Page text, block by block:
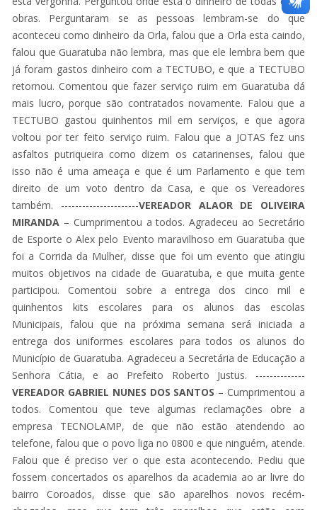
obras. Perguntaram se as pessoas lembram-se do que
aconteceu como dinheiro da Orla, falou que a Orla esta caindo,
falou que Guaratuba não lembra, mas que ele lembra bem que
já foram gastos dinheiro com a TECTUBO, e que a TECTUBO
retornou. Comentou que fazer serviço ruim em Guaratuba dá
mais lucro, porque são contratados novamente. Falou que a
TECTUBO gastou quinhentos mil em serviços, e que agora
voltou por ter feito serviço ruim. Falou que a JOTAS fez uns
asfaltos putriqueira como dizem os catarinenses, falou que
isso não é uma ameaça e que é um Parlamento e que tem
direito de um voto dentro da Casa, e que os Vereadores
também. ----------------------VEREADOR ALAOR DE OLIVEIRA
MIRANDA – Cumprimentou a todos. Agradeceu ao Secretário
de Esporte o Alex pelo Evento maravilhoso em Guaratuba que
foi a Corrida da Mulher, disse que foi um evento que atingiu
muitos objetivos na cidade de Guaratuba, e que muita gente
participou. Comentou sobre a entrega dos cinco mil e
quinhentos kits escolares para os alunos das escolas
Municipais, falou que na próxima semana será iniciada a
entrega dos uniformes escolares para todos os alunos do
Município de Guaratuba. Agradeceu a Secretária de Educação a
Senhora Cátia, e ao Prefeito Roberto Justus. --------------
VEREADOR GABRIEL NUNES DOS SANTOS – Cumprimentou a
todos. Comentou que teve algumas reclamações obre a
empresa TECNOLAMP, de que não estão atendendo ao
telefone, falou que o povo liga no 0800 e que ninguém, atende.
Falou que é preciso ver o que esta acontecendo. Pediu que
fossem concertados os aparelhos da academia ao ar livre do
bairro Coroados, disse que são aparelhos novos recém-